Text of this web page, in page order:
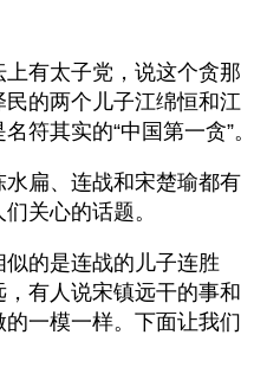
上有太子党，说这个贪那
的两个儿子江绵恒和江
符其实的“中国第一贪”。
扁、连战和宋楚瑜都有
关心的话题。
的是连战的儿子连胜
有人说宋镇远干的事和
一模一样。下面让我们